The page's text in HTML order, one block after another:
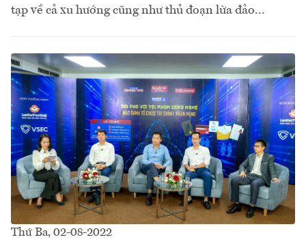
tạp về cả xu hướng cũng như thủ đoạn lừa đảo...
Thứ Ba, 02-08-2022